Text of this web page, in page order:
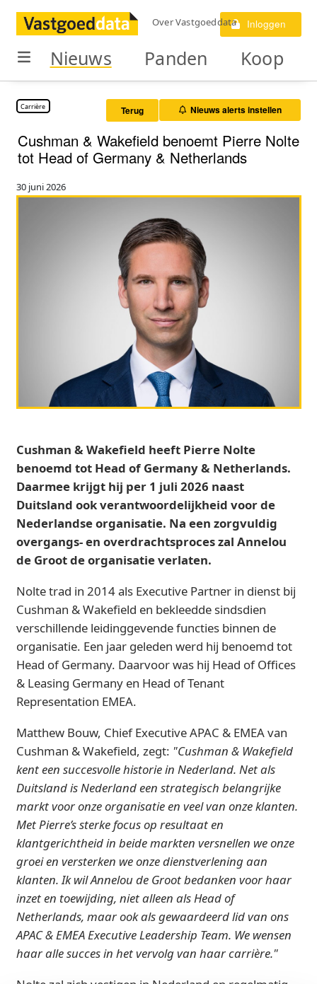
Over Vastgoeddata Inloggen
Nieuws Panden Koop
Carrière Terug Nieuws alerts instellen
Cushman & Wakefield benoemt Pierre Nolte
tot Head of Germany & Netherlands
30 juni 2026
Cushman & Wakefield heeft Pierre Nolte
benoemd tot Head of Germany & Netherlands.
Daarmee krijgt hij per 1 juli 2026 naast
Duitsland ook verantwoordelijkheid voor de
Nederlandse organisatie. Na een zorgvuldig
overgangs- en overdrachtsproces zal Annelou
de Groot de organisatie verlaten.
Nolte trad in 2014 als Executive Partner in dienst bij
Cushman & Wakefield en bekleedde sindsdien
verschillende leidinggevende functies binnen de
organisatie. Een jaar geleden werd hij benoemd tot
Head of Germany. Daarvoor was hij Head of Offices
& Leasing Germany en Head of Tenant
Representation EMEA.
Matthew Bouw, Chief Executive APAC & EMEA van
Cushman & Wakefield, zegt: "Cushman & Wakefield
kent een succesvolle historie in Nederland. Net als
Duitsland is Nederland een strategisch belangrijke
markt voor onze organisatie en veel van onze klanten.
Met Pierre’s sterke focus op resultaat en
klantgerichtheid in beide markten versnellen we onze
groei en versterken we onze dienstverlening aan
klanten. Ik wil Annelou de Groot bedanken voor haar
inzet en toewijding, niet alleen als Head of
Netherlands, maar ook als gewaardeerd lid van ons
APAC & EMEA Executive Leadership Team. We wensen
haar alle succes in het vervolg van haar carrière."